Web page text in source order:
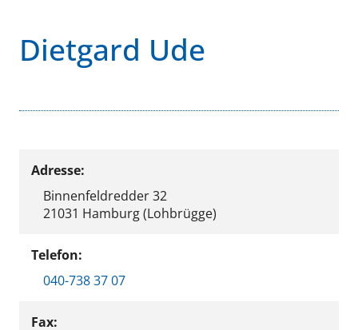
Dietgard Ude
Adresse:
Binnenfeldredder 32
21031 Hamburg (Lohbrügge)
Telefon:
040-738 37 07
Fax: